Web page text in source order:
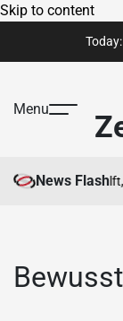
Skip to content
Menu
News Flash
Ihnen hilft,